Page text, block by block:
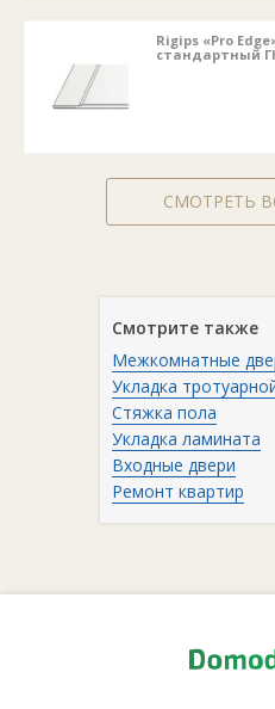
Rigips «Pro
стандартный
СМОТРЕТЬ
Смотрите также
Межкомнатные
Укладка
Стяжка пола
Укладка ламината
Входные двери
Ремонт квартир